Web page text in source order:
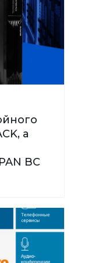
а
BC